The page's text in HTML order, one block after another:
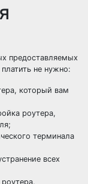
предоставляемых
не нужно:
который вам
роутера,
терминала
всех